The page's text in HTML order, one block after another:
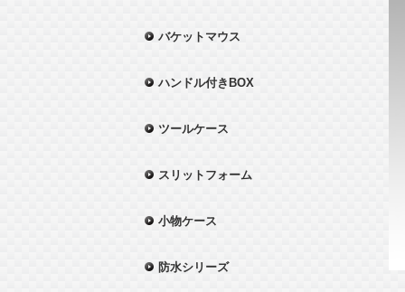
バケットマウス
ハンドル付きBOX
ツールケース
スリットフォーム
小物ケース
防水シリーズ